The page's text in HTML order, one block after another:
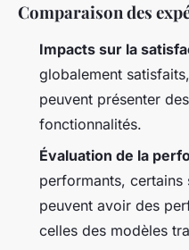
Comparaison des
Impacts sur la
globalement
peuvent présenter
fonctionnalités.
Évaluation de la
performants,
peuvent avoir des
celles des modèles